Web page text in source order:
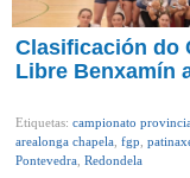
Clasificación do
Libre Benxamín
Etiquetas: campionato
arealonga chapela fgp
Pontevedra Redondela